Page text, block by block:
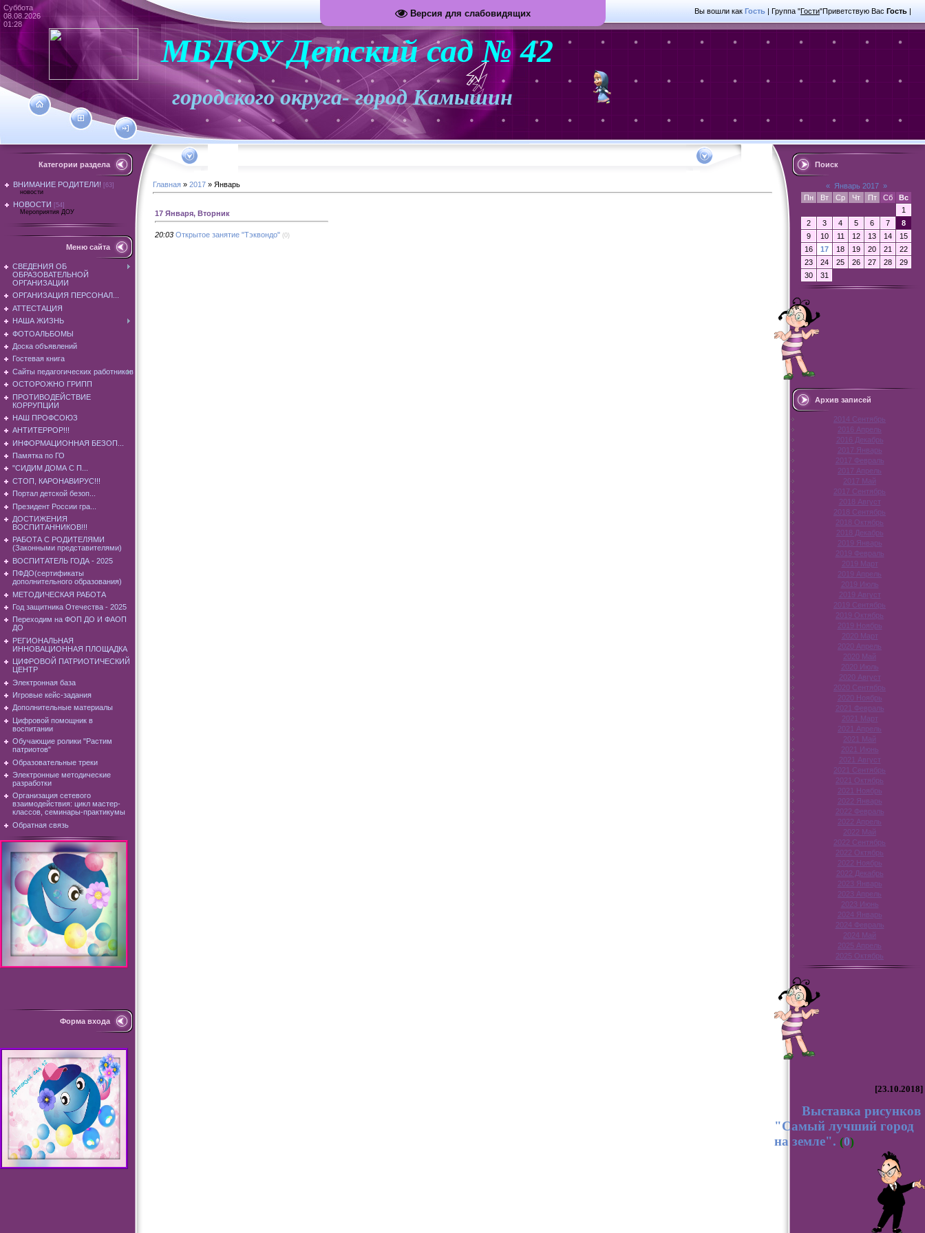
Версия для слабовидящих
Суббота
08.08.2026
01:28
Вы вошли как Гость | Группа "Гости"Приветствую Вас Гость |
МБДОУ Детский сад №42
городского округа- город Камышин
Категории раздела
ВНИМАНИЕ РОДИТЕЛИ!
[63]
новости
НОВОСТИ
[54]
Мероприятия ДОУ
Меню сайта
СВЕДЕНИЯ ОБ
ОБРАЗОВАТЕЛЬНОЙ
ОРГАНИЗАЦИИ
ОРГАНИЗАЦИЯ ПЕРСОНАЛ...
АТТЕСТАЦИЯ
НАША ЖИЗНЬ
ФОТОАЛЬБОМЫ
Доска объявлений
Гостевая книга
Сайты педагогических работников
ОСТОРОЖНО ГРИПП
ПРОТИВОДЕЙСТВИЕ
КОРРУПЦИИ
НАШ ПРОФСОЮЗ
АНТИТЕРРОР!!!
ИНФОРМАЦИОННАЯ БЕЗОП...
Памятка по ГО
"СИДИМ ДОМА С П...
СТОП, КАРОНАВИРУС!!!
Портал детской безоп...
Президент России гра...
ДОСТИЖЕНИЯ
ВОСПИТАННИКОВ!!!
РАБОТА С РОДИТЕЛЯМИ
(Законными представителями)
ВОСПИТАТЕЛЬ ГОДА - 2025
ПФДО(сертификаты
дополнительного образования)
МЕТОДИЧЕСКАЯ РАБОТА
Год защитника Отечества - 2025
Переходим на ФОП ДО И ФАОП
ДО
РЕГИОНАЛЬНАЯ
ИННОВАЦИОННАЯ ПЛОЩАДКА
ЦИФРОВОЙ ПАТРИОТИЧЕСКИЙ
ЦЕНТР
Электронная база
Игровые кейс-задания
Дополнительные материалы
Цифровой помощник в
воспитании
Обучающие ролики "Растим
патриотов"
Образовательные треки
Электронные методические
разработки
Организация сетевого
взаимодействия: цикл мастер-
классов, семинары-практикумы
Обратная связь
Форма входа
Главная » 2017 » Январь
17 Января, Вторник
20:03 Открытое занятие "Тэквондо" (0)
Поиск
« Январь 2017 »
Пн
Вт Ср Чт Пт Сб
Вс
1
2
3 4 5 6 7
8
9
10 11 12 13 14
15
16
17 18 19 20 21
22
23
24 25 26 27 28
29
30
31
Архив записей
2014 Сентябрь
2016 Апрель
2016 Декабрь
2017 Январь
2017 Февраль
2017 Апрель
2017 Май
2017 Сентябрь
2018 Август
2018 Сентябрь
2018 Октябрь
2018 Декабрь
2019 Январь
2019 Февраль
2019 Март
2019 Апрель
2019 Июль
2019 Август
2019 Сентябрь
2019 Октябрь
2019 Ноябрь
2020 Март
2020 Апрель
2020 Май
2020 Июль
2020 Август
2020 Сентябрь
2020 Ноябрь
2021 Февраль
2021 Март
2021 Апрель
2021 Май
2021 Июнь
2021 Август
2021 Сентябрь
2021 Октябрь
2021 Ноябрь
2022 Январь
2022 Февраль
2022 Апрель
2022 Май
2022 Сентябрь
2022 Октябрь
2022 Ноябрь
2022 Декабрь
2023 Январь
2023 Апрель
2023 Июнь
2024 Январь
2024 Февраль
2024 Май
2025 Апрель
2025 Октябрь
[23.10.2018]
Выставка рисунков
"Самый лучший город
на земле". (0)